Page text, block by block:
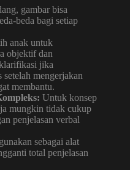
gambar bisa
beda bagi setiap
anak untuk
objektif dan
jika
mengerjakan
membantu.
Untuk konsep
mungkin tidak cukup
penjelasan verbal
sebagai alat
total penjelasan